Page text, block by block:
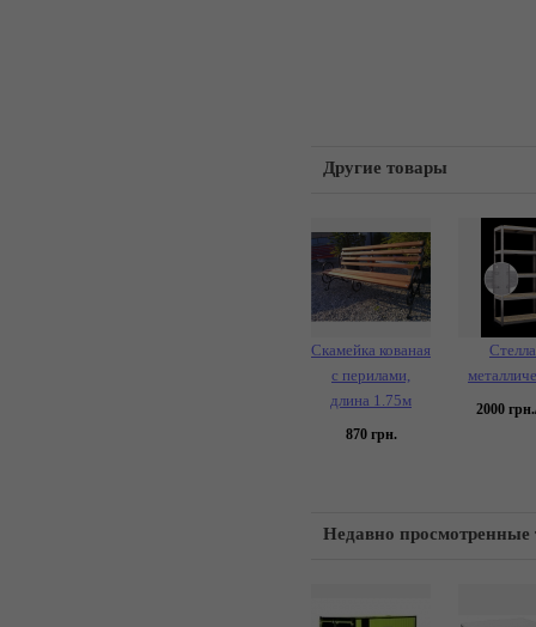
Другие товары
Скамейка кованая
с перилами,
длина 1.75м
870грн.
2000
Недавно просмотренные